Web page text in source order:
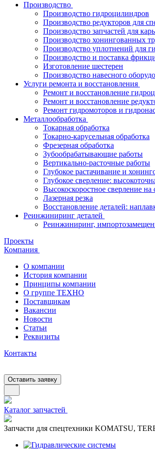
Производство
Производство гидроцилиндров
Производство редукторов для
Производство запчастей для
Производство хонингованных
Производство уплотнений для
Производство и поставка
Изготовление шестерен
Производство навесного
Услуги ремонта и восстановления
Ремонт и восстановление
Ремонт и восстановление
Ремонт гидромоторов и
Металлообработка
Токарная обработка
Токарно-карусельная обработка
Фрезерная обработка
Зубообрабатывающие работы
Вертикально-расточные работы
Глубокое растачивание и
Глубокое сверление:
Высокоскоростное сверление
Лазерная резка
Восстановление деталей:
Реинжиниринг деталей
Реинжиниринг,
Проекты
Компания
О компании
История компании
Принципы компании
О группе ТЕХНО
Поставщикам
Вакансии
Новости
Статьи
Реквизиты
Контакты
Оставить заявку
Каталог запчастей
Запчасти для спецтехники KOMATSU,